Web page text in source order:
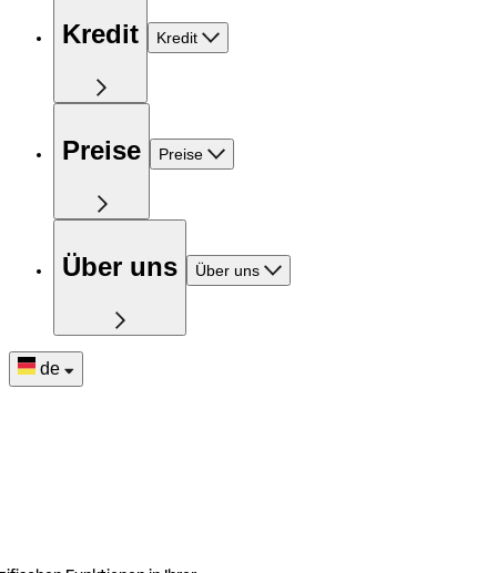
Kredit Kredit
Preise Preise
Über uns Über uns
de